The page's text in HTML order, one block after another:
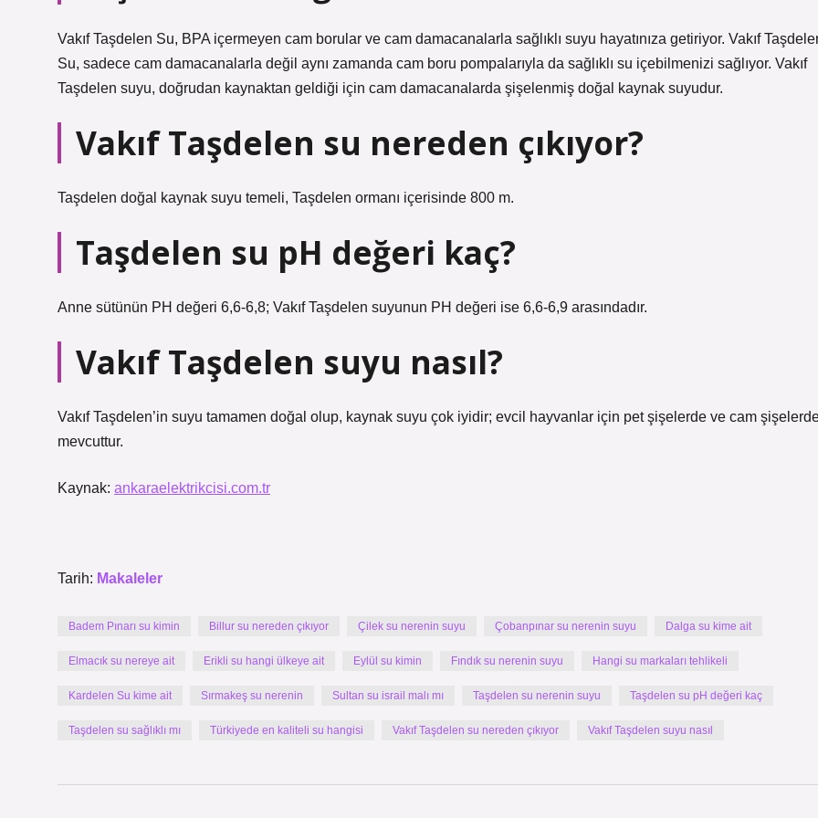
Vakıf Taşdelen Su, BPA içermeyen cam borular ve cam damacanalarla sağlıklı suyu hayatınıza getiriyor. Vakıf
Su, sadece cam damacanalarla değil aynı zamanda cam boru pompalarıyla da sağlıklı su içebilmenizi sağlıyor. Vakıf
Taşdelen suyu, doğrudan kaynaktan geldiği için cam damacanalarda şişelenmiş doğal kaynak suyudur.
Vakıf Taşdelen su nereden çıkıyor?
Taşdelen doğal kaynak suyu temeli, Taşdelen ormanı içerisinde 800 m.
Taşdelen su pH değeri kaç?
Anne sütünün PH değeri 6,6-6,8; Vakıf Taşdelen suyunun PH değeri ise 6,6-6,9 arasındadır.
Vakıf Taşdelen suyu nasıl?
Vakıf Taşdelen’in suyu tamamen doğal olup, kaynak suyu çok iyidir; evcil hayvanlar için pet şişelerde ve cam
mevcuttur.
Kaynak: ankaraelektrikcisi.com.tr
Tarih: Makaleler
Badem Pınarı su kimin Billur su nereden çıkıyor Çilek su nerenin suyu Çobanpınar su nerenin suyu Dalga su kime ait
Elmacık su nereye ait Erikli su hangi ülkeye ait Eylül su kimin Fındık su nerenin suyu Hangi su markaları tehlikeli
Kardelen Su kime ait Sırmakeş su nerenin Sultan su israil malı mı Taşdelen su nerenin suyu Taşdelen su pH değeri kaç
Taşdelen su sağlıklı mı Türkiyede en kaliteli su hangisi Vakıf Taşdelen su nereden çıkıyor Vakıf Taşdelen suyu nasıl